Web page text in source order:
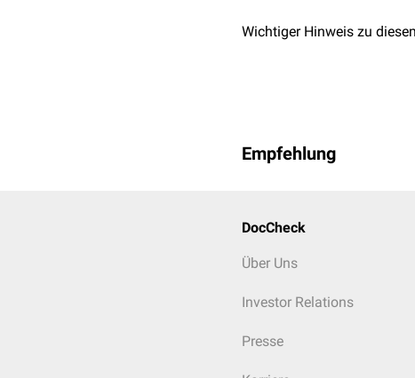
Wichtiger Hinweis zu
Empfehlung
DocCheck
Über Uns
Investor Relations
Presse